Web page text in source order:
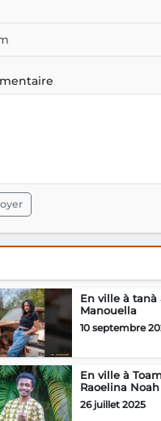
En ville à tanà
Manouella
10 septembre
En ville à
Raoelina Noah
26 juillet 2025